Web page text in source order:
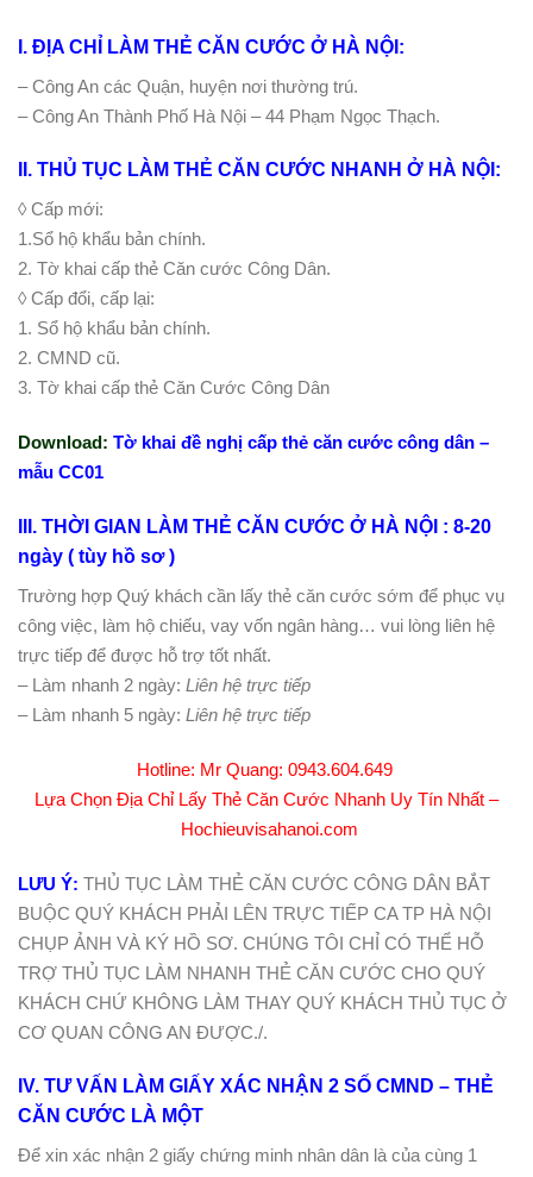
I. ĐỊA CHỈ LÀM THẺ CĂN CƯỚC Ở HÀ NỘI:
– Công An các Quận, huyện nơi thường trú.
– Công An Thành Phố Hà Nội – 44 Phạm Ngọc Thạch.
II. THỦ TỤC LÀM THẺ CĂN CƯỚC NHANH Ở HÀ NỘI:
◊ Cấp mới:
1.Sổ hộ khẩu bản chính.
2. Tờ khai cấp thẻ Căn cước Công Dân.
◊ Cấp đổi, cấp lại:
1. Sổ hộ khẩu bản chính.
2. CMND cũ.
3. Tờ khai cấp thẻ Căn Cước Công Dân
Download: Tờ khai đề nghị cấp thẻ căn cước công dân –
mẫu CC01
III. THỜI GIAN LÀM THẺ CĂN CƯỚC Ở HÀ NỘI : 8-20
ngày ( tùy hồ sơ )
Trường hợp Quý khách cần lấy thẻ căn cước sớm để phục vụ
công việc, làm hộ chiếu, vay vốn ngân hàng… vui lòng liên hệ
trực tiếp để được hỗ trợ tốt nhất.
– Làm nhanh 2 ngày: Liên hệ trực tiếp
– Làm nhanh 5 ngày: Liên hệ trực tiếp
Hotline: Mr Quang: 0943.604.649
Lựa Chọn Địa Chỉ Lấy Thẻ Căn Cước Nhanh Uy Tín Nhất –
Hochieuvisahanoi.com
LƯU Ý: THỦ TỤC LÀM THẺ CĂN CƯỚC CÔNG DÂN BẮT
BUỘC QUÝ KHÁCH PHẢI LÊN TRỰC TIẾP CA TP HÀ NỘI
CHỤP ẢNH VÀ KÝ HỒ SƠ. CHÚNG TÔI CHỈ CÓ THỂ HỖ
TRỢ THỦ TỤC LÀM NHANH THẺ CĂN CƯỚC CHO QUÝ
KHÁCH CHỨ KHÔNG LÀM THAY QUÝ KHÁCH THỦ TỤC Ở
CƠ QUAN CÔNG AN ĐƯỢC./.
IV. TƯ VẤN LÀM GIẤY XÁC NHẬN 2 SỐ CMND – THẺ
CĂN CƯỚC LÀ MỘT
Để xin xác nhận 2 giấy chứng minh nhân dân là của cùng 1